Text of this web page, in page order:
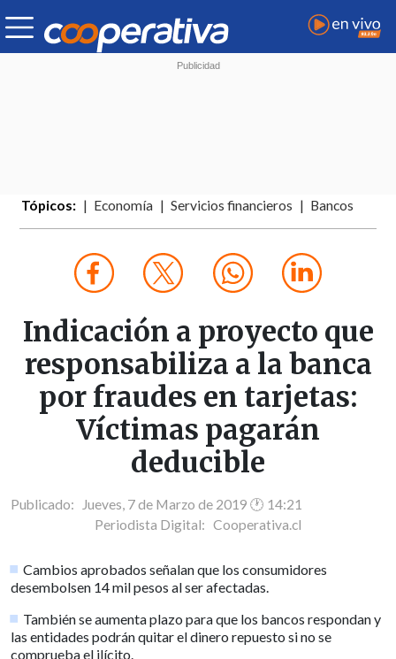
Tópicos: Economía Servicios financieros Bancos
Indicación a proyecto que
responsabiliza a la banca
por fraudes en tarjetas:
Víctimas pagarán
deducible
Publicado: Jueves, 7 de Marzo de 2019 🕐 14:21
Periodista Digital: Cooperativa.cl
Cambios aprobados señalan que los consumidores
desembolsen 14 mil pesos al ser afectadas.
También se aumenta plazo para que los bancos respondan y
las entidades podrán quitar el dinero repuesto si no se
comprueba el ilícito.